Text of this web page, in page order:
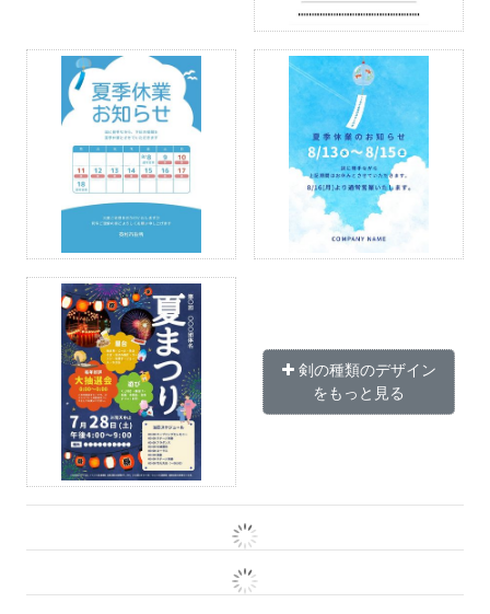
剣の種類のデザイン
をもっと見る